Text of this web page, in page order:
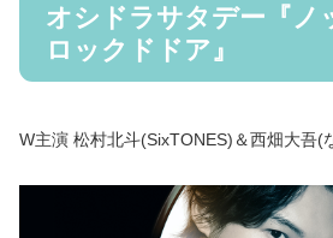
オシドラサタデー『ノ
ロックドドア』
W主演 松村北斗(SixTONES)＆西畑大吾(